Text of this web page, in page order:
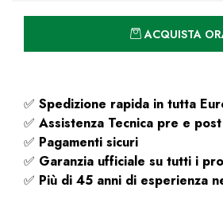
ACQUISTA
✅ Spedizione rapida in tutta
✅ Assistenza Tecnica pre e
✅ Pagamenti sicuri
✅ Garanzia ufficiale su tutti i
✅ Più di 45 anni di esperienza